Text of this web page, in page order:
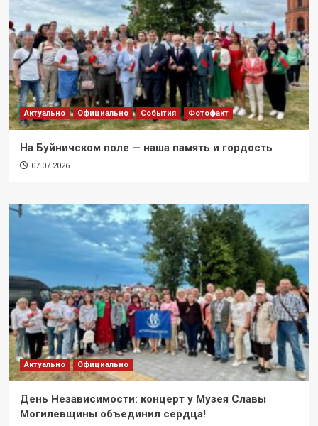
Актуально Официально События Фотофакт
На Буйничском поле — наша память и гордость
07.07.2026
Актуально Официально
День Независимости: концерт у Музея Славы
Могилевщины объединил сердца!